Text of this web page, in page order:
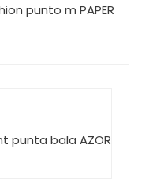
punto m PAPER
punta bala AZOR